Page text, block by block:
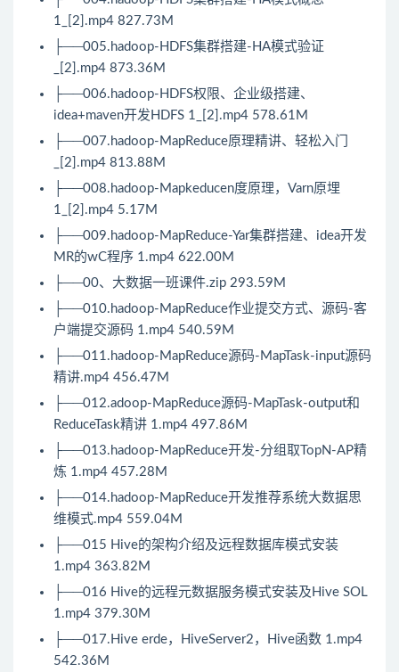
1_[2].mp4 827.73M
├──005.hadoop-HDFS集群搭建-HA模式验证
_[2].mp4 873.36M
├──006.hadoop-HDFS权限、企业级搭建、
idea+maven开发HDFS 1_[2].mp4 578.61M
├──007.hadoop-MapReduce原理精讲、轻松入门
_[2].mp4 813.88M
├──008.hadoop-Mapkeducen度原理，Varn原埋
1_[2].mp4 5.17M
├──009.hadoop-MapReduce-Yar集群搭建、idea开发
MR的wC程序 1.mp4 622.00M
├──00、大数据一班课件.zip 293.59M
├──010.hadoop-MapReduce作业提交方式、源码-客
户端提交源码 1.mp4 540.59M
├──011.hadoop-MapReduce源码-MapTask-input源码
精讲.mp4 456.47M
├──012.adoop-MapReduce源码-MapTask-output和
ReduceTask精讲 1.mp4 497.86M
├──013.hadoop-MapReduce开发-分组取TopN-AP精
炼 1.mp4 457.28M
├──014.hadoop-MapReduce开发推荐系统大数据思
维模式.mp4 559.04M
├──015 Hive的架构介绍及远程数据库模式安装
1.mp4 363.82M
├──016 Hive的远程元数据服务模式安装及Hive SOL
1.mp4 379.30M
├──017.Hive erde，HiveServer2，Hive函数 1.mp4
542.36M